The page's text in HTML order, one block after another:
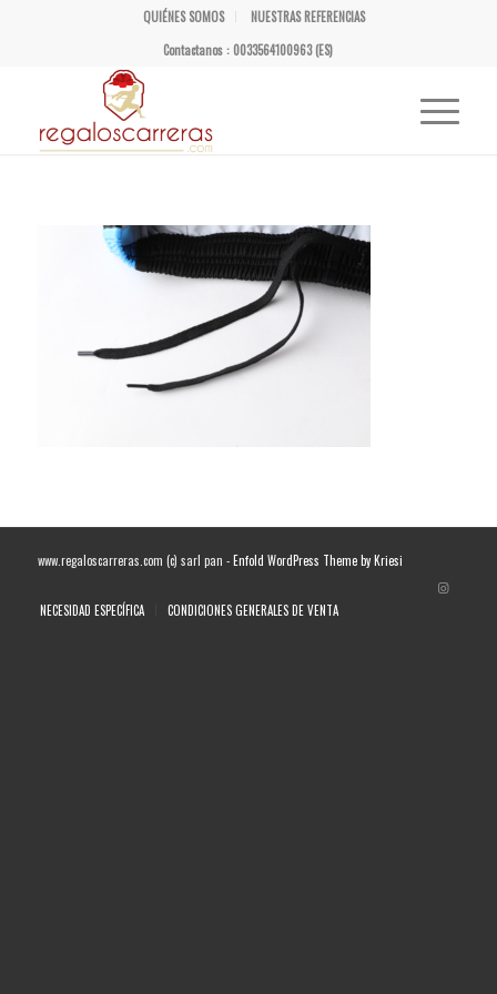
QUIÉNES SOMOS
NUESTRAS REFERENCIAS
Contactanos : 0033564100963 (ES)
www.regaloscarreras.com (c) sarl pan -Enfold WordPress Theme by Kriesi
NECESIDAD ESPECÍFICA CONDICIONES GENERALES DE VENTA